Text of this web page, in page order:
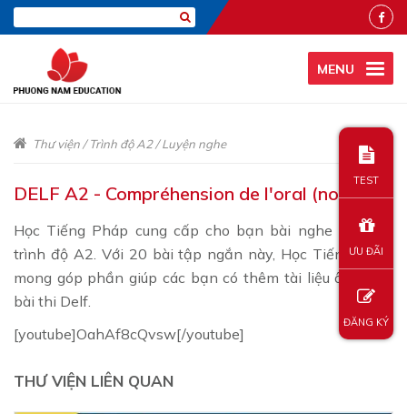
MENU
Thư viện/Trình độ A2/Luyện nghe
DELF A2 - Compréhension de l'oral (no 1)
Học Tiếng Pháp cung cấp cho bạn bài nghe Delf với
trình độ A2. Với 20 bài tập ngắn này, Học Tiếng Pháp
mong góp phần giúp các bạn có thêm tài liệu ôn luyện
bài thi Delf.
[youtube]OahAf8cQvsw[/youtube]
THƯ VIỆN LIÊN QUAN
TEST
ƯU ĐÃI
ĐĂNG KÝ